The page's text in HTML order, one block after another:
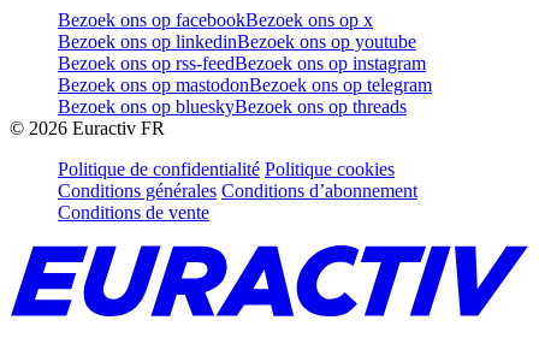
Bezoek ons op facebookBezoek ons op x
Bezoek ons op linkedinBezoek ons op youtube
Bezoek ons op rss-feedBezoek ons op instagram
Bezoek ons op mastodonBezoek ons op telegram
Bezoek ons op blueskyBezoek ons op threads
© 2026 Euractiv FR
Politique de confidentialité Politique cookies
Conditions générales Conditions d’abonnement
Conditions de vente